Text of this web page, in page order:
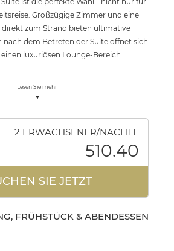
Großzügige Zimmer und eine
direkt zum Strand bieten ultimative
nach dem Betreten der Suite öffnet sich
luxuriösen Lounge-Bereich.
Lesen Sie mehr
2 ERWACHSENER/NÄCHTE
510.40
SIE JETZT
FRÜHSTÜCK & ABENDESSEN